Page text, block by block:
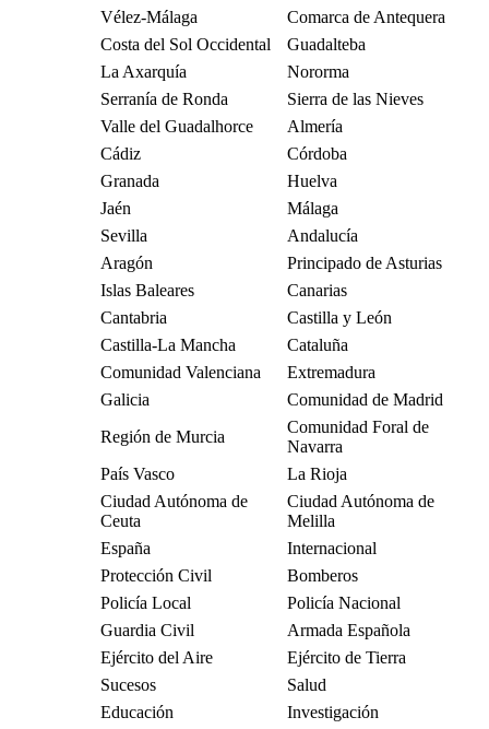
Vélez-Málaga
Comarca de Antequera
Costa del Sol Occidental
Guadalteba
La Axarquía
Nororma
Serranía de Ronda
Sierra de las Nieves
Valle del Guadalhorce
Almería
Cádiz
Córdoba
Granada
Huelva
Jaén
Málaga
Sevilla
Andalucía
Aragón
Principado de Asturias
Islas Baleares
Canarias
Cantabria
Castilla y León
Castilla-La Mancha
Cataluña
Comunidad Valenciana
Extremadura
Galicia
Comunidad de Madrid
Región de Murcia
Comunidad Foral de
Navarra
País Vasco
La Rioja
Ciudad Autónoma de
Ceuta
Ciudad Autónoma de
Melilla
España
Internacional
Protección Civil
Bomberos
Policía Local
Policía Nacional
Guardia Civil
Armada Española
Ejército del Aire
Ejército de Tierra
Sucesos
Salud
Educación
Investigación